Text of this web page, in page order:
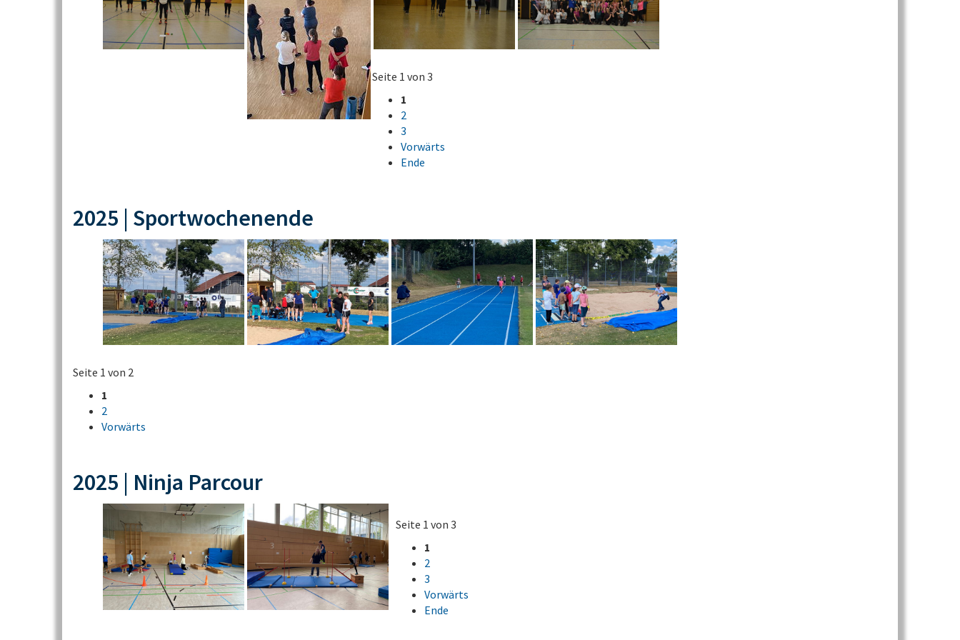
Seite 1 von 3
1
2
3
Vorwärts
Ende
2025 | Sportwochenende
Seite 1 von 2
1
2
Vorwärts
2025 | Ninja Parcour
Seite 1 von 3
1
2
3
Vorwärts
Ende